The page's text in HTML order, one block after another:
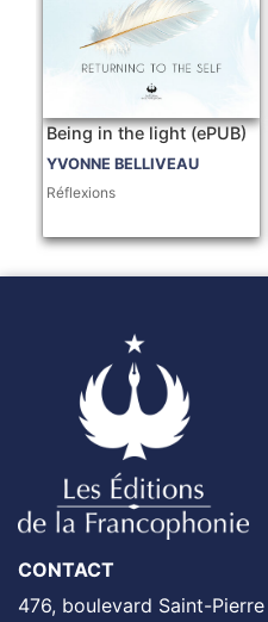
Being in the light (ePUB)
YVONNE BELLIVEAU
Réflexions
CONTACT
476, boulevard Saint-Pierre